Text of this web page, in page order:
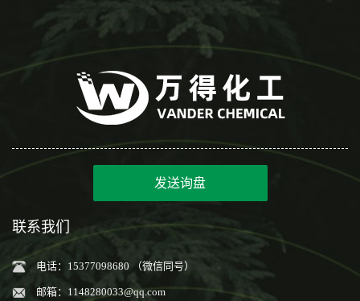
发送询盘
联系我们
电话：15377098680 （微信同号）
邮箱： 1148280033@qq.com